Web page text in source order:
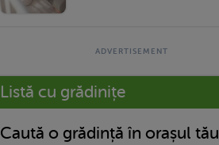
Listă cu grădinițe
Caută o grădință în orașul tău